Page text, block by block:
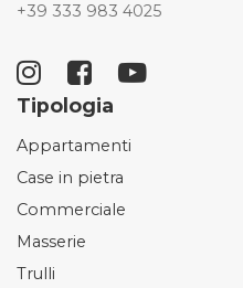
+39 333 983 4025
Tipologia
Appartamenti
Case in pietra
Commerciale
Masserie
Trulli